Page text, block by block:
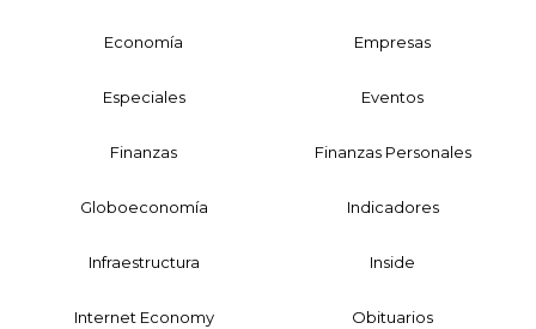
Economía Empresas
Especiales Eventos
Finanzas Finanzas Personales
Globoeconomía Indicadores
Infraestructura Inside
Internet Economy Obituarios